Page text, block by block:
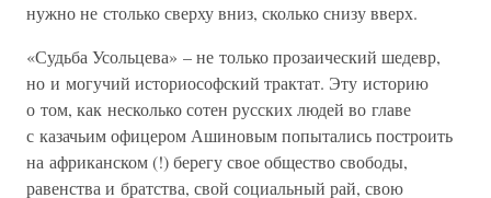
нужно не столько сверху вниз, сколько снизу вверх.
«Судьба Усольцева» – не только прозаический шедевр,
но и могучий историософский трактат. Эту историю
о том, как несколько сотен русских людей во главе
с казачьим офицером Ашиновым попытались построить
на африканском (!) берегу свое общество свободы,
равенства и братства, свой социальный рай, свою